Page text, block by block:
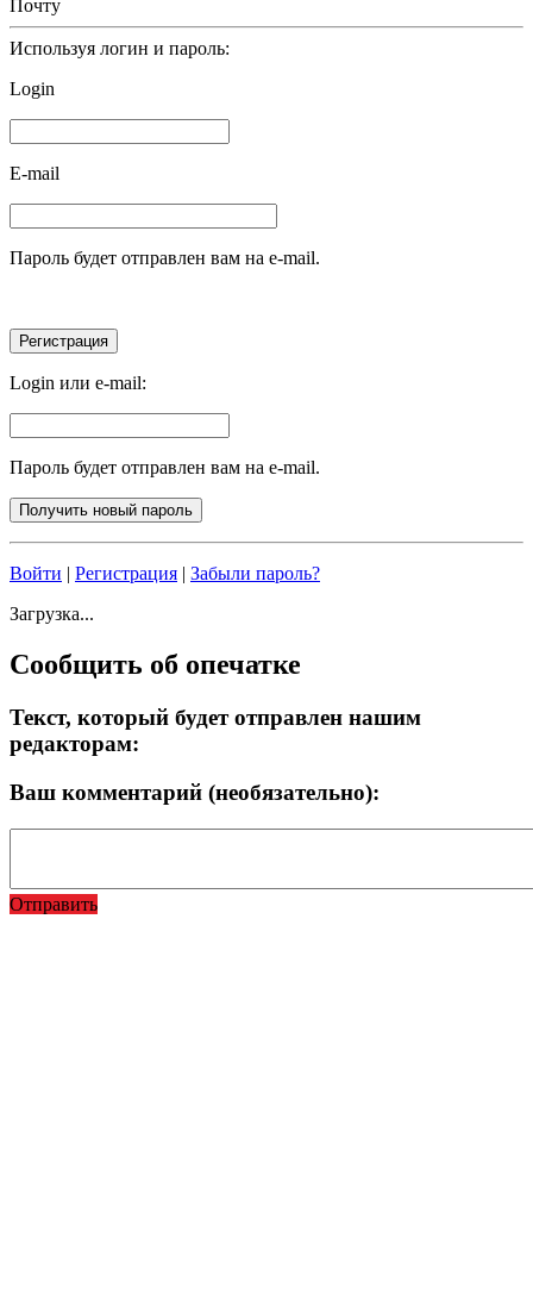
Почту
Используя логин и пароль:
Login
E-mail
Пароль будет отправлен вам на e-mail.
Login или e-mail:
Пароль будет отправлен вам на e-mail.
Войти | Регистрация | Забыли пароль?
Загрузка...
Сообщить об опечатке
Текст, который будет отправлен нашим
редакторам:
Ваш комментарий (необязательно):
Отправить